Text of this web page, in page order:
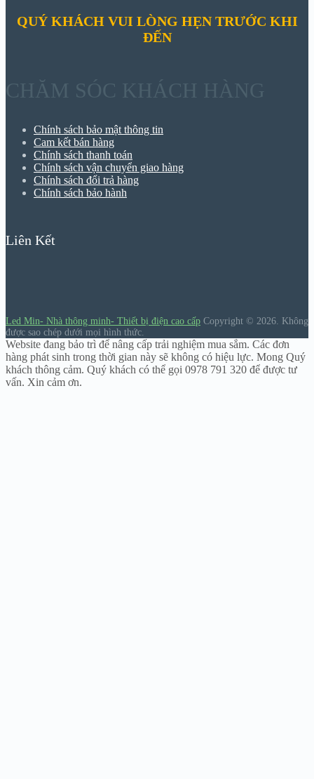
QUÝ KHÁCH VUI LÒNG HẸN TRƯỚC KHI
ĐẾN
CHĂM SÓC KHÁCH HÀNG
Chính sách bảo mật thông tin
Cam kết bán hàng
Chính sách thanh toán
Chính sách vận chuyển giao hàng
Chính sách đổi trả hàng
Chính sách bảo hành
Liên Kết
Led Min- Nhà thông minh- Thiết bị điện cao cấp Copyright © 2026. Không
được sao chép dưới mọi hình thức.
Website đang bảo trì để nâng cấp trải nghiệm mua sắm. Các đơn
hàng phát sinh trong thời gian này sẽ không có hiệu lực. Mong Quý
khách thông cảm. Quý khách có thể gọi 0978 791 320 để được tư
vấn. Xin cảm ơn.